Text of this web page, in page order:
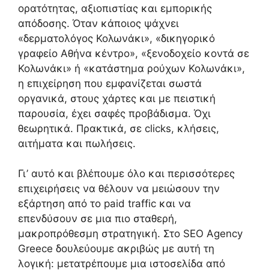
ορατότητας, αξιοπιστίας και εμπορικής
απόδοσης. Όταν κάποιος ψάχνει
«δερματολόγος Κολωνάκι», «δικηγορικό
γραφείο Αθήνα κέντρο», «ξενοδοχείο κοντά σε
Κολωνάκι» ή «κατάστημα ρούχων Κολωνάκι»,
η επιχείρηση που εμφανίζεται σωστά
οργανικά, στους χάρτες και με πειστική
παρουσία, έχει σαφές προβάδισμα. Όχι
θεωρητικά. Πρακτικά, σε clicks, κλήσεις,
αιτήματα και πωλήσεις.
Γι’ αυτό και βλέπουμε όλο και περισσότερες
επιχειρήσεις να θέλουν να μειώσουν την
εξάρτηση από το paid traffic και να
επενδύσουν σε μια πιο σταθερή,
μακροπρόθεσμη στρατηγική. Στο SEO Agency
Greece δουλεύουμε ακριβώς με αυτή τη
λογική: μετατρέπουμε μια ιστοσελίδα από